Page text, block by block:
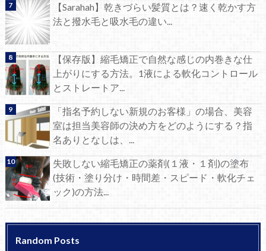
【Sarahah】乾きづらい髪質とは？速く乾かす方
法と撥水毛と吸水毛の違い...
【保存版】縮毛矯正で自然な感じの内巻きな仕
上がりにする方法。1液による軟化コントロール
とストレートア...
「指名予約しない新規のお客様」の場合、美容
室は担当美容師の決め方をどのようにする？指
名ありとなしは、...
失敗しない縮毛矯正の薬剤(１液・１剤)の塗布
(技術・塗り分け・時間差・スピード・軟化チェ
ック)の方法...
Random Posts